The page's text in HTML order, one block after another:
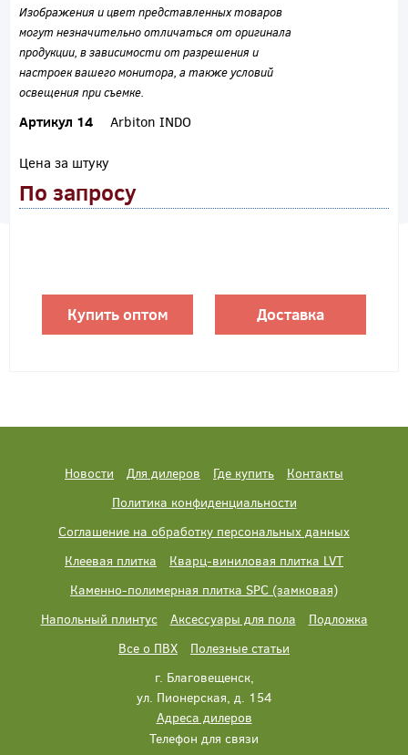
Изображения и цвет представленных товаров
могут незначительно отличаться от оригинала
продукции, в зависимости от разрешения и
настроек вашего монитора, а также условий
освещения при съемке.
Артикул 14 Arbiton INDO
Цена за штуку
По запросу
Купить оптом Доставка
Новости Для дилеров Где купить
Контакты
Политика конфиденциальности
Соглашение на обработку персональных данных
Клеевая плитка
Кварц-виниловая плитка LVT
Каменно-полимерная плитка SPC (замковая)
Напольный плинтус
Аксессуары для пола
Подложка
Все о ПВХ
Полезные статьи
г. Благовещенск,
ул. Пионерская, д. 154
Адреса дилеров
Телефон для связи